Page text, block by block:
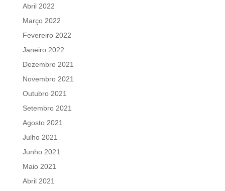
Abril 2022
Março 2022
Fevereiro 2022
Janeiro 2022
Dezembro 2021
Novembro 2021
Outubro 2021
Setembro 2021
Agosto 2021
Julho 2021
Junho 2021
Maio 2021
Abril 2021